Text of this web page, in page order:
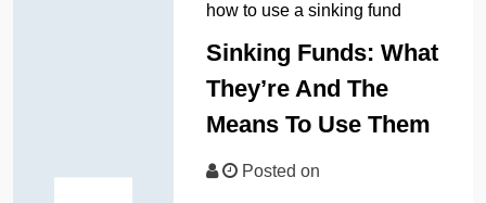
how to use a sinking fund
Sinking Funds: What
They’re And The
Means To Use Them
Posted on